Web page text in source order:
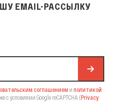
EMAIL-РАССЫЛКУ
соглашением и политикой
с условиями Google reCAPTCHA (Privacy